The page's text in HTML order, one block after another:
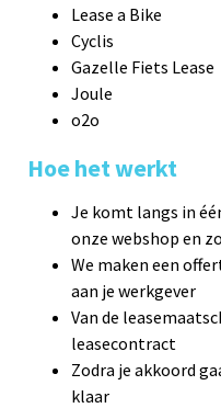
Lease a Bike
Cyclis
Gazelle Fiets Lease
Joule
o2o
Hoe het werkt
Je komt langs in
onze webshop en
We maken een
aan je werkgever
Van de
leasecontract
Zodra je akkoord
klaar